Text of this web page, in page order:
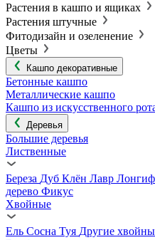
Растения в кашпо и ящиках
Растения штучные
Фитодизайн и озеленение
Цветы
Кашпо декоративные
Бетонные кашпо
Металлические кашпо
Кашпо из искусственного
Деревья
Большие деревья
Лиственные
Береза Дуб Клён Лавр
дерево Фикус
Хвойные
Ель Сосна Туя Другие